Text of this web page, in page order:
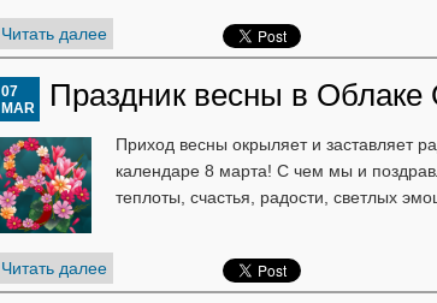
Читать далее
Праздник весны в Облаке
07
MAR
Приход весны окрыляет и заставляет
календаре 8 марта! С чем мы и
теплоты, счастья, радости, светлых
Читать далее